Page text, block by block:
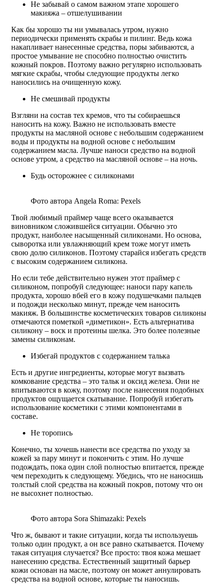
Не забывай о самом важном этапе хорошего
макияжа – отшелушивании
Как бы хорошо ты ни умывалась утром, нужно
периодически применять скрабы и пилинг. Ведь кожа
накапливает нанесенные средства, поры забиваются, а
простое умывание не способно полностью очистить
кожный покров. Поэтому важно регулярно использовать
мягкие скрабы, чтобы следующие продукты легко
наносились на очищенную кожу.
Не смешивай продукты
Взгляни на состав тех кремов, что ты собираешься
наносить на кожу. Важно не использовать вместе
продукты на масляной основе с небольшим содержанием
воды и продукты на водной основе с небольшим
содержанием масла. Лучше наноси средство на водной
основе утром, а средство на масляной основе – на ночь.
Будь осторожнее с силиконами
Фото автора Angela Roma: Pexels
Твой любимый праймер чаще всего оказывается
виновником сложившейся ситуации. Обычно это
продукт, наиболее насыщенный силиконами. Но основа,
сыворотка или увлажняющий крем тоже могут иметь
свою долю силиконов. Поэтому старайся избегать средств
с высоким содержанием силикона.
Но если тебе действительно нужен этот праймер с
силиконом, попробуй следующее: наноси пару капель
продукта, хорошо вбей его в кожу подушечками пальцев
и подожди несколько минут, прежде чем наносить
макияж. В большинстве косметических товаров силиконы
отмечаются пометкой «диметикон». Есть альтернатива
силикону – воск и протеины шелка. Это более полезные
замены силиконам.
Избегай продуктов с содержанием талька
Есть и другие ингредиенты, которые могут вызвать
комкование средства – это тальк и оксид железа. Они не
впитываются в кожу, поэтому после нанесения подобных
продуктов ощущается скатывание. Попробуй избегать
использование косметики с этими компонентами в
составе.
Не торопись
Конечно, ты хочешь нанести все средства по уходу за
кожей за пару минут и покончить с этим. Но лучше
подождать, пока один слой полностью впитается, прежде
чем переходить к следующему. Убедись, что не наносишь
толстый слой средства на кожный покров, потому что он
не высохнет полностью.
Фото автора Sora Shimazaki: Pexels
Что ж, бывают и такие ситуации, когда ты используешь
только один продукт, а он все равно скатывается. Почему
такая ситуация случается? Все просто: твоя кожа мешает
нанесению средства. Естественный защитный барьер
кожи основан на масле, поэтому он может аннулировать
средства на водной основе, которые ты наносишь.